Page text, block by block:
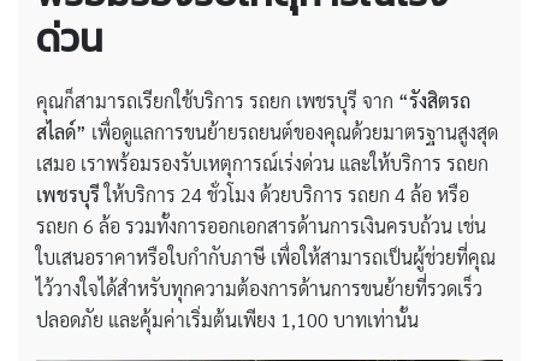
ด่วน
คุณก็สามารถเรียกใช้บริการ รถยก เพชรบุรี จาก “รังสิตรถ
สไลด์” เพื่อดูแลการขนย้ายรถยนต์ของคุณด้วยมาตรฐานสูงสุด
เสมอ เราพร้อมรองรับเหตุการณ์เร่งด่วน และให้บริการ รถยก
เพชรบุรีให้บริการ 24 ชั่วโมง ด้วยบริการ รถยก 4 ล้อ หรือ
รถยก 6 ล้อ รวมทั้งการออกเอกสารด้านการเงินครบถ้วน เช่น
ใบเสนอราคาหรือใบกำกับภาษี เพื่อให้สามารถเป็นผู้ช่วยที่คุณ
ไว้วางใจได้สำหรับทุกความต้องการด้านการขนย้ายที่รวดเร็ว
ปลอดภัย และคุ้มค่าเริ่มต้นเพียง 1,100 บาทเท่านั้น